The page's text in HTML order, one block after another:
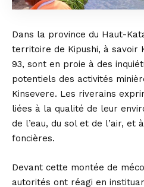
Dans la province du Haut-
territoire de Kipushi, à savoir
93, sont en proie à des
potentiels des activités
Kinsevere. Les riverains
liées à la qualité de leur
de l’eau, du sol et de l’air, et
foncières.
Devant cette montée de
autorités ont réagi en